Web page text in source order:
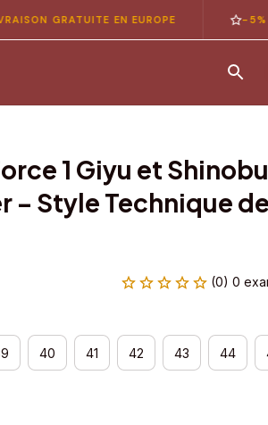
EN EUROPE -5% SUR
1 Giyu et
– Style Technique de
(0) 0
40 41 42 43 44